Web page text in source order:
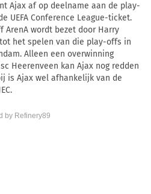
Ajax af op deelname aan de play-
UEFA Conference League-ticket.
ArenA wordt bezet door Harry
het spelen van die play-offs in
Alleen een overwinning
Heerenveen kan Ajax nog redden
is Ajax wel afhankelijk van de
by Refinery89